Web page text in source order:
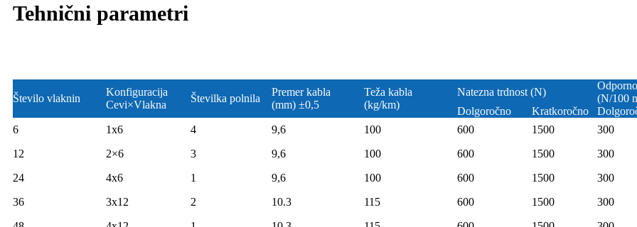
Tehnični parametri
Število vlaknin
Konfiguracija
Cevi×Vlakna
Številka polnila
Premer kabla
(mm) ±0,5
Teža kabla
(kg/km)
Natezna trdnost (N)
(N/100
Dolgoročno
Kratkoročno
6
1x6 4 9,6 100 600 1500
300
12
2×6 3 9,6 100 600 1500
300
24
4x6 1 9,6 100 600 1500
300
36
3x12 2 10.3 115 600 1500
300